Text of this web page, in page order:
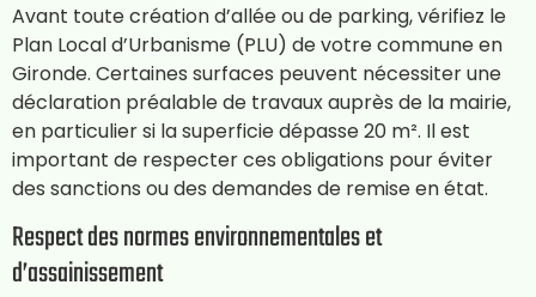
Avant toute création d’allée ou de parking, vérifiez le
Plan Local d’Urbanisme (PLU) de votre commune en
Gironde. Certaines surfaces peuvent nécessiter une
déclaration préalable de travaux auprès de la mairie,
en particulier si la superficie dépasse 20 m². Il est
important de respecter ces obligations pour éviter
des sanctions ou des demandes de remise en état.
Respect des normes environnementales et
d’assainissement